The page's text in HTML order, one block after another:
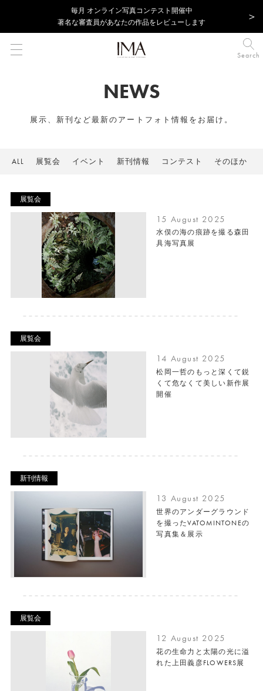
毎⽉ オンライン写真コンテスト開催中
著名な審査員があなたの作品をレビューします
Search
NEWS
展示、新刊など最新のアートフォト情報をお届け。
ALL 展覧会 イベント 新刊情報 コンテスト そのほか
展覧会
15 August 2025
水俣の海の痕跡を撮る森田
具海写真展
展覧会
14 August 2025
松岡一哲のもっと深くて鋭
くて危なくて美しい新作展
開催
新刊情報
13 August 2025
世界のアンダーグラウンド
を撮ったVATOMINTONEの
写真集＆展示
展覧会
12 August 2025
花の生命力と太陽の光に溢
れた上田義彦FLOWERS展